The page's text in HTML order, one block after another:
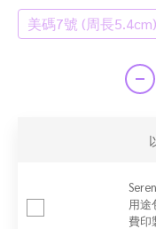
美碼7號 (周長5.4cm)
用途
費印